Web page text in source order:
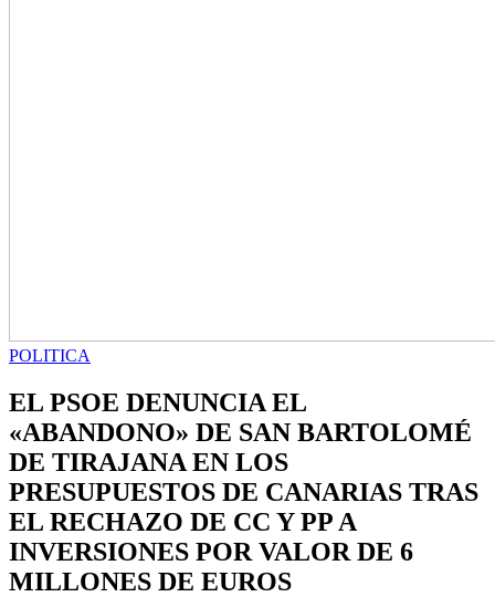
POLITICA
EL PSOE DENUNCIA EL
«ABANDONO» DE SAN BARTOLOMÉ
DE TIRAJANA EN LOS
PRESUPUESTOS DE CANARIAS TRAS
EL RECHAZO DE CC Y PP A
INVERSIONES POR VALOR DE 6
MILLONES DE EUROS